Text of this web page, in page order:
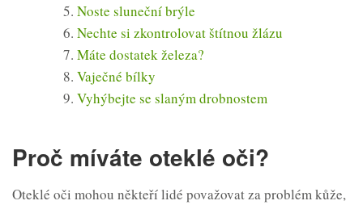
Noste sluneční brýle
Nechte si zkontrolovat štítnou žlázu
Máte dostatek železa?
Vaječné bílky
Vyhýbejte se slaným drobnostem
Proč míváte oteklé oči?
Oteklé oči mohou někteří lidé považovat za problém kůže,